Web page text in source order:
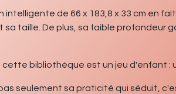
intelligente de 66 x 183,8 x 33 cm en
sa taille. De plus, sa faible
bibliothèque est un jeu d'enfant :
seulement sa praticité qui séduit,